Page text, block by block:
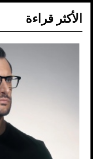
الأكثر قراءة